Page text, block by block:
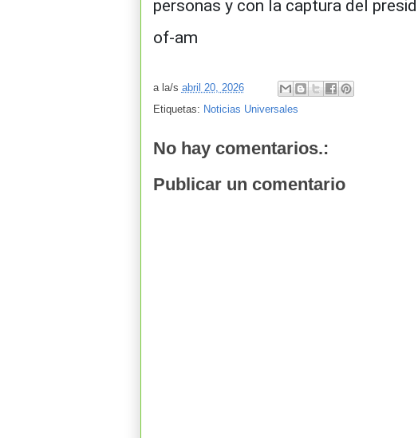
personas y con la captura del
of-am
a la/s abril 20, 2026
Etiquetas: Noticias Universales
No hay comentarios.:
Publicar un comentario